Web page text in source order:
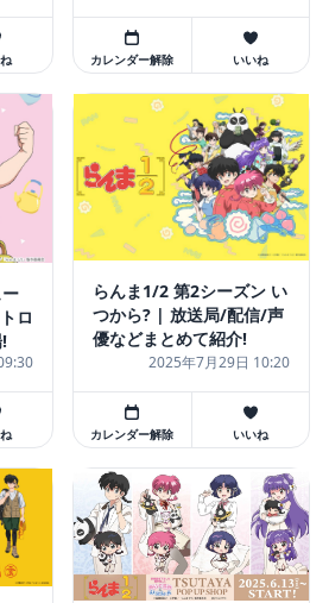
カレンダー解除 いいね
ロ
らんま1/2 第2シーズン い
つから? | 放送局/配信/声
優などまとめて紹介!
2025年7月29日 10:20
カレンダー解除 いいね